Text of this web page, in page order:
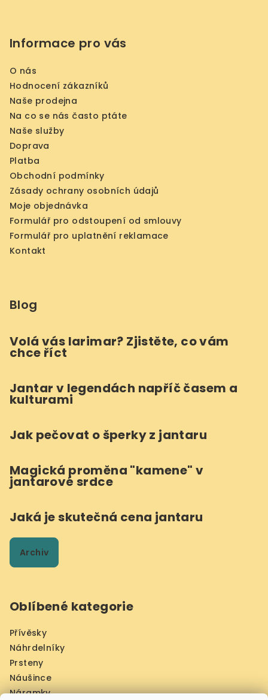
Informace pro vás
O nás
Hodnocení zákazníků
Naše prodejna
Na co se nás často ptáte
Naše služby
Doprava
Platba
Obchodní podmínky
Zásady ochrany osobních údajů
Moje objednávka
Formulář pro odstoupení od smlouvy
Formulář pro uplatnění reklamace
Kontakt
Blog
Volá vás larimar? Zjistěte, co vám
chce říct
Jantar v legendách napříč časem a
kulturami
Jak pečovat o šperky z jantaru
Magická proměna "kamene" v
jantarové srdce
Jaká je skutečná cena jantaru
Archiv
Oblíbené kategorie
Přívěsky
Náhrdelníky
Prsteny
Náušince
Náramky